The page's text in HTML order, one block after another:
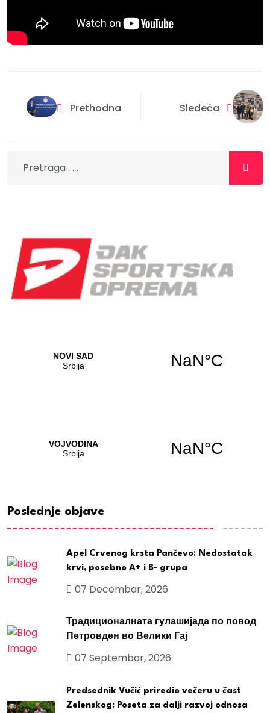
Prethodna Sledeća
Poslednje objave
Apel Crvenog krsta Pančevo: Nedostatak
krvi, posebno A+ i B- grupa
07 Decembar, 2026
Традиционалната гулашијада по повод
Петровден во Велики Гај
07 Septembar, 2026
Predsednik Vučić priredio večeru u čast
Zelenskog: Poseta za dalji razvoj odnosa